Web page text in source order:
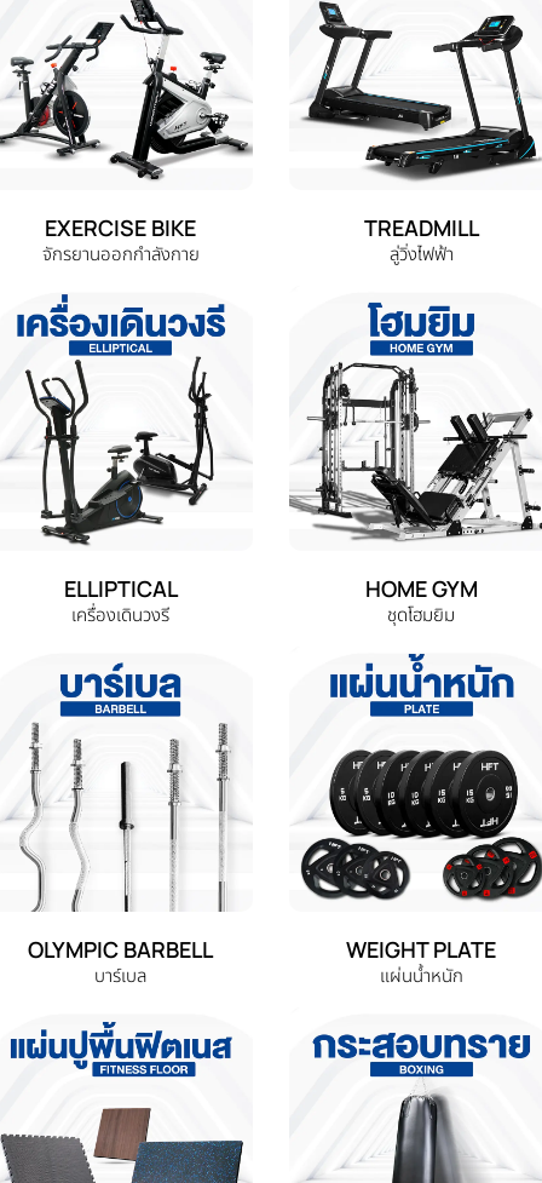
EXERCISE BIKE
จักรยานออกกำลังกาย
TREADMILL
ลู่วิ่งไฟฟ้า
ELLIPTICAL
เครื่องเดินวงรี
HOME GYM
ชุดโฮมยิม
OLYMPIC BARBELL
บาร์เบล
WEIGHT PLATE
แผ่นน้ำหนัก